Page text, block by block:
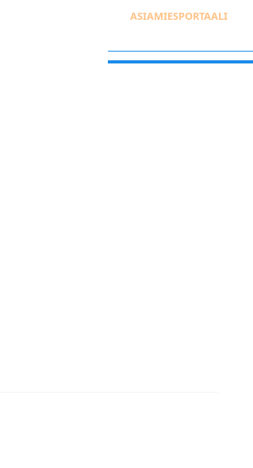
ASIAMIESPORTAALI